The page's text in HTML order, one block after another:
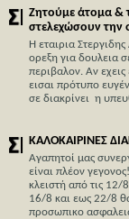
Ζητούμε άτομα &
στελεχώσουν την
Η εταιρια
ορεξη για δουλεια
περιβαλον. Αν
εισαι πρότυπο
σε διακρίνει η
ΚΑΛΟΚΑΙΡΙΝΕΣ
Αγαπητοί μας
είναι πλέον
κλειστή από τις
16/8 και εως 22/8
προσωπικο